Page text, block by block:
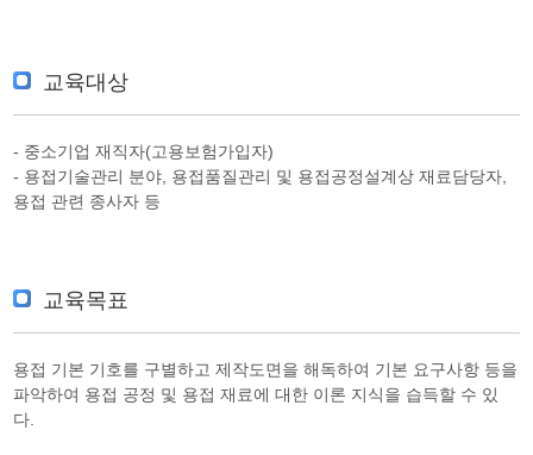
교육대상
- 중소기업 재직자(고용보험가입자)
- 용접기술관리 분야, 용접품질관리 및 용접공정설계상 재료담당자,
용접 관련 종사자 등
교육목표
용접 기본 기호를 구별하고 제작도면을 해독하여 기본 요구사항 등을
파악하여 용접 공정 및 용접 재료에 대한 이론 지식을 습득할 수 있
다.